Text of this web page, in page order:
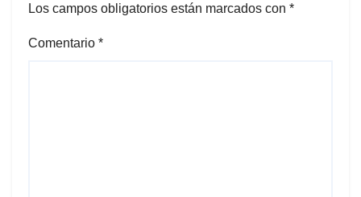
Los campos obligatorios están marcados con *
Comentario *